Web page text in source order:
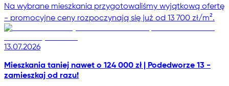
Na wybrane mieszkania przygotowaliśmy wyjątkową ofertę
- promocyjne ceny rozpoczynają się już od 13 700 zł/m².
13.07.2026
Mieszkania taniej nawet o 124 000 zł | Podedworze 13 -
zamieszkaj od razu!